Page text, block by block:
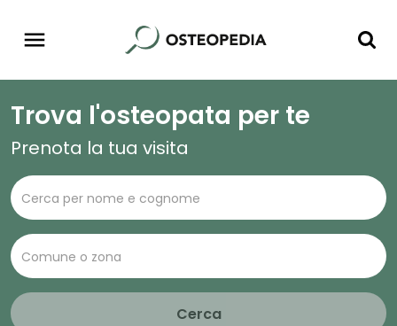
Trova l'osteopata per te
Prenota la tua visita
Cerca